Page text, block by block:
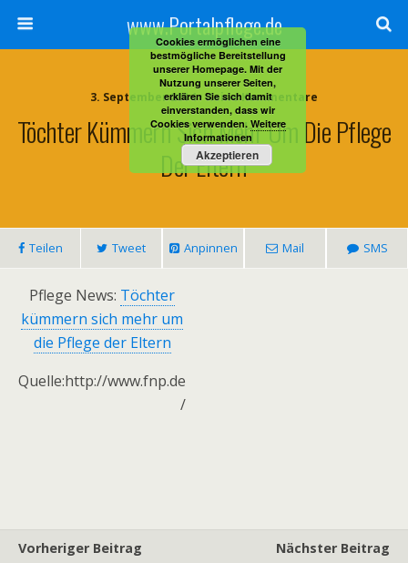
www.Portalpflege.de
3. September 2014 • Keine Kommentare
Töchter Kümmern Sich Mehr Um Die Pflege
Der Eltern
Teilen Tweet Anpinnen Mail SMS
Pflege News: Töchter
kümmern sich mehr um
die Pflege der Eltern
Quelle:http://www.fnp.de
/
Vorheriger Beitrag
Nächster Beitrag
Cookies ermöglichen eine
bestmögliche Bereitstellung
unserer Homepage. Mit der
Nutzung unserer Seiten,
erklären Sie sich damit
einverstanden, dass wir
Cookies verwenden. Weitere
Informationen
Akzeptieren